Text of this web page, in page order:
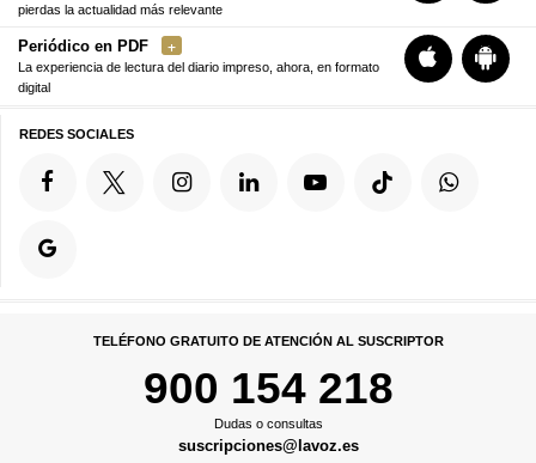
pierdas la actualidad más relevante
Periódico en PDF
La experiencia de lectura del diario impreso, ahora, en formato
digital
REDES SOCIALES
TELÉFONO GRATUITO DE ATENCIÓN AL SUSCRIPTOR
900 154 218
Dudas o consultas
suscripciones@lavoz.es